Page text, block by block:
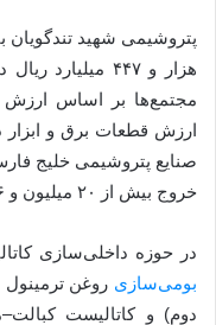
هزار و ۴۴۷
مجتمع‌ها بر اساس
ارزش قطعات برق و ابزار
صنایع پتروشیمی خلیج
خروج بیش از ۲۰ میلیون و ۱۶ هزار یورو ارز از کشور انجامیده است.
در حوزه داخلی‌سازی
بومی‌سازی
دوم) و کاتالیست